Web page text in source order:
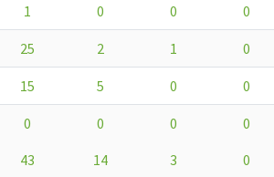
1 0 0 0
25 2 1 0
15 5 0 0
0 0 0 0
43 14 3 0